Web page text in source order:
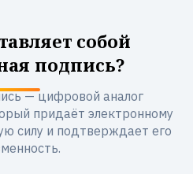
собой
подпись?
— цифровой аналог
придаёт электронному
силу и подтверждает его